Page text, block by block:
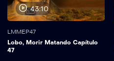
43:10
LMMEP47
Lobo, Morir Matando Capítulo
47